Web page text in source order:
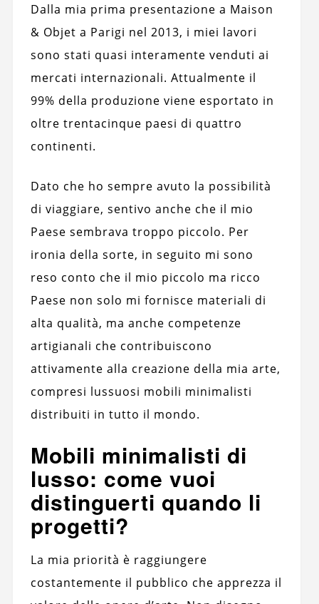
Dalla mia prima presentazione a Maison
& Objet a Parigi nel 2013, i miei lavori
sono stati quasi interamente venduti ai
mercati internazionali. Attualmente il
99% della produzione viene esportato in
oltre trentacinque paesi di quattro
continenti.
Dato che ho sempre avuto la possibilità
di viaggiare, sentivo anche che il mio
Paese sembrava troppo piccolo. Per
ironia della sorte, in seguito mi sono
reso conto che il mio piccolo ma ricco
Paese non solo mi fornisce materiali di
alta qualità, ma anche competenze
artigianali che contribuiscono
attivamente alla creazione della mia arte,
compresi lussuosi mobili minimalisti
distribuiti in tutto il mondo.
Mobili minimalisti di
lusso: come vuoi
distinguerti quando li
progetti?
La mia priorità è raggiungere
costantemente il pubblico che apprezza il